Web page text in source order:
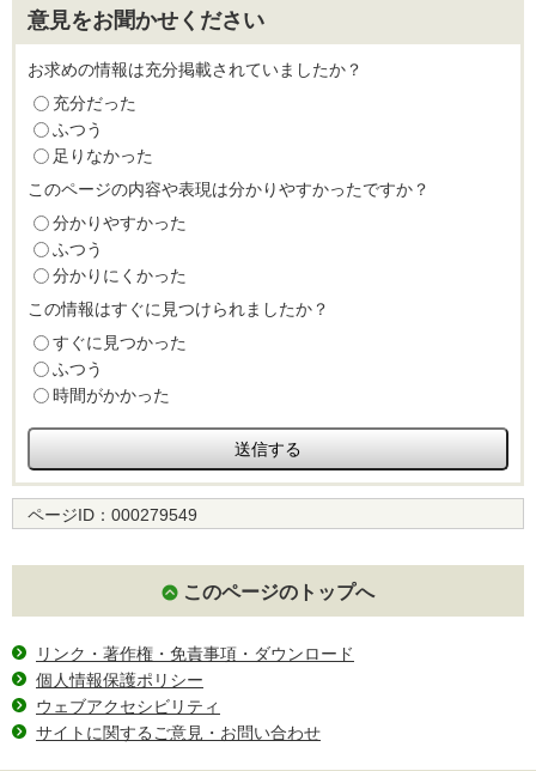
意見をお聞かせください
お求めの情報は充分掲載されていましたか？
充分だった
ふつう
足りなかった
このページの内容や表現は分かりやすかったですか？
分かりやすかった
ふつう
分かりにくかった
この情報はすぐに見つけられましたか？
すぐに見つかった
ふつう
時間がかかった
ページID： 000279549
このページのトップへ
リンク・著作権・免責事項・ダウンロード
個人情報保護ポリシー
ウェブアクセシビリティ
サイトに関するご意見・お問い合わせ